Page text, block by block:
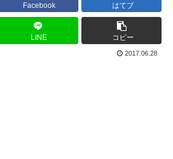
Facebook はてブ
LINE コピー
2017.06.28